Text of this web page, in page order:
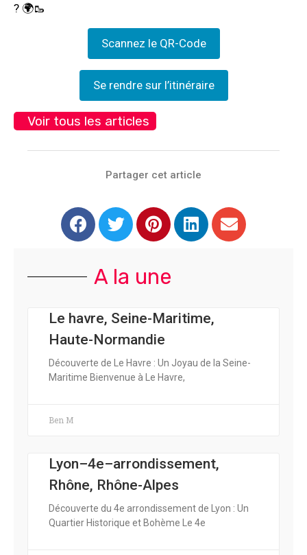
? 🌍🥾
Scannez le QR-Code
Se rendre sur l’itinéraire
Voir tous les articles
Partager cet article
A la une
Le havre, Seine-Maritime,
Haute-Normandie
Découverte de Le Havre : Un Joyau de la Seine-
Maritime Bienvenue à Le Havre,
Ben M
Lyon–4e–arrondissement,
Rhône, Rhône-Alpes
Découverte du 4e arrondissement de Lyon : Un
Quartier Historique et Bohème Le 4e